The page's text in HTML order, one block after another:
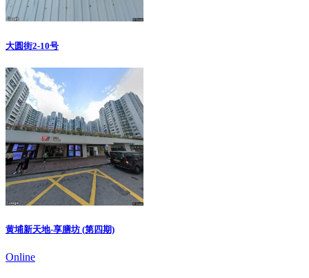
大圆街2-10号
黄埔新天地-享膳坊 (第四期)
Online